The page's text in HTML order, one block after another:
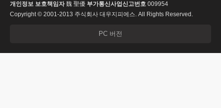
개인정보 보호책임자魏 聖優 부가통신사업신고번호 009954
Copyright © 2001-2013 주식회사 대우지피에스. All Rights Reserved.
PC 버전